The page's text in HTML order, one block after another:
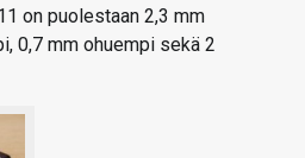
on puolestaan 2,3 mm
0,7 mm ohuempi sekä 2